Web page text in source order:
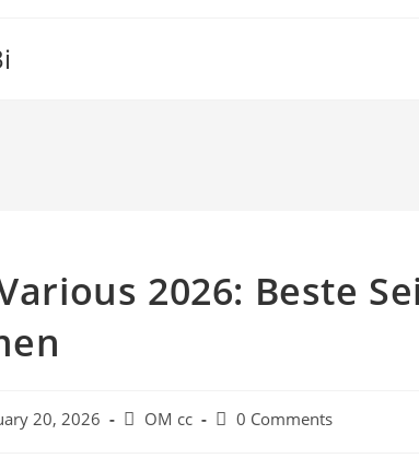
2026: Beste
20, 2026 OM cc 0 Comments